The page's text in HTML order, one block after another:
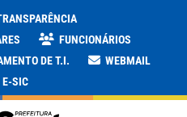
FUNCIONÁRIOS
DE T.I.
WEBMAIL
E-SIC